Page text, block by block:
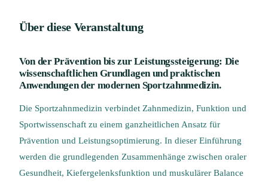
Über diese Veranstaltung
Von der Prävention bis zur Leistungssteigerung: Die
wissenschaftlichen Grundlagen und praktischen
Anwendungen der modernen Sportzahnmedizin.
Die Sportzahnmedizin verbindet Zahnmedizin, Funktion und
Sportwissenschaft zu einem ganzheitlichen Ansatz für
Prävention und Leistungsoptimierung. In dieser Einführung
werden die grundlegenden Zusammenhänge zwischen oraler
Gesundheit, Kiefergelenksfunktion und muskulärer Balance